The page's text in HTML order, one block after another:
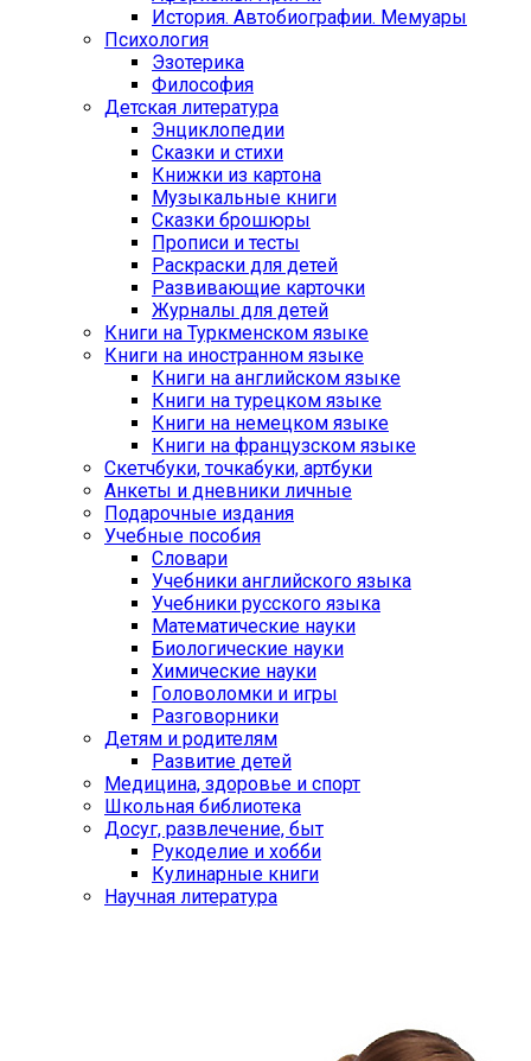
История. Автобиографии. Мемуары
Психология
Эзотерика
Философия
Детская литература
Энциклопедии
Сказки и стихи
Книжки из картона
Музыкальные книги
Сказки брошюры
Прописи и тесты
Раскраски для детей
Развивающие карточки
Журналы для детей
Книги на Туркменском языке
Книги на иностранном языке
Книги на английском языке
Книги на турецком языке
Книги на немецком языке
Книги на французском языке
Cкетчбуки, точкабуки, артбуки
Анкеты и дневники личные
Подарочные издания
Учебные пособия
Словари
Учебники английского языка
Учебники русского языка
Математические науки
Биологические науки
Химические науки
Головоломки и игры
Разговорники
Детям и родителям
Развитие детей
Медицина, здоровье и спорт
Школьная библиотека
Досуг, развлечение, быт
Рукоделие и хобби
Кулинарные книги
Научная литература